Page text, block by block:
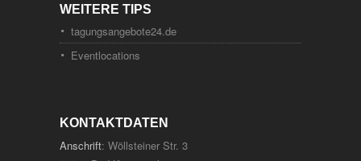
WEITERE TIPS
tagungsangebote24.de
Eventlocations
KONTAKTDATEN
Anschrift: Wöllsteiner Str. 3